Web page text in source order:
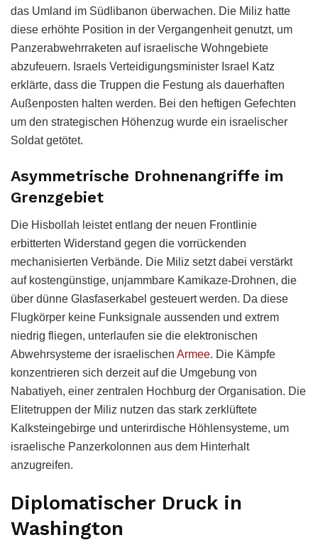
das Umland im Südlibanon überwachen. Die Miliz hatte
diese erhöhte Position in der Vergangenheit genutzt, um
Panzerabwehrraketen auf israelische Wohngebiete
abzufeuern. Israels Verteidigungsminister Israel Katz
erklärte, dass die Truppen die Festung als dauerhaften
Außenposten halten werden. Bei den heftigen Gefechten
um den strategischen Höhenzug wurde ein israelischer
Soldat getötet.
Asymmetrische Drohnenangriffe im
Grenzgebiet
Die Hisbollah leistet entlang der neuen Frontlinie
erbitterten Widerstand gegen die vorrückenden
mechanisierten Verbände. Die Miliz setzt dabei verstärkt
auf kostengünstige, unjammbare Kamikaze-Drohnen, die
über dünne Glasfaserkabel gesteuert werden. Da diese
Flugkörper keine Funksignale aussenden und extrem
niedrig fliegen, unterlaufen sie die elektronischen
Abwehrsysteme der israelischen Armee. Die Kämpfe
konzentrieren sich derzeit auf die Umgebung von
Nabatiyeh, einer zentralen Hochburg der Organisation. Die
Elitetruppen der Miliz nutzen das stark zerklüftete
Kalksteingebirge und unterirdische Höhlensysteme, um
israelische Panzerkolonnen aus dem Hinterhalt
anzugreifen.
Diplomatischer Druck in
Washington